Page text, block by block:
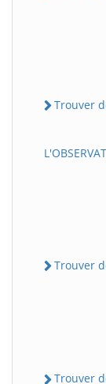
Trouver
Trouver
Trouver